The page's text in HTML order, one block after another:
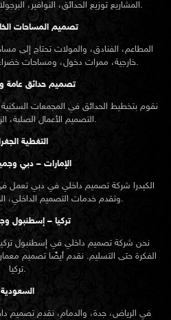
المشاريع توزيع الحدائق، النوافير، البرجولات، أعمال الحجر، وأنظمة الزراعة.
تصميم المساحات
المطاعم، الفنادق، والمولات تحتاج إلى
خارجية، ممرات دخول، ومساحات خضراء في مشاريع في الخليج وتركيا.
تصميم حدائق عامة
نقوم بتخطيط الحدائق في المجمعات
التصميم الأعمال الصلبة، الزراعة، وأنظمة الري.
التغطية
الإمارات – دبي
الكيدرا شركة تصميم داخلي في دبي تعمل
وتقدم خدمات التصميم الداخلي، المعماري، وتصميم الحدائق.
تركيا – إسطنبول
نحن شركة تصميم داخلي في إسطنبول
الفكرة حتى التسليم. نقدم أيضًا تصميم
تركيا.
السعودية
في الرياض، جدة، والدمام، نقدم تصميم